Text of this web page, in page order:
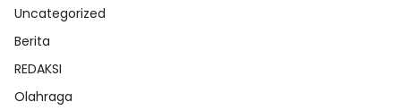
Uncategorized
Berita
REDAKSI
Olahraga